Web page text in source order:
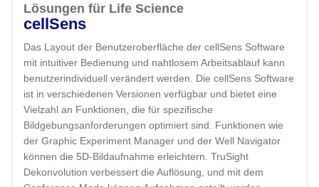
Lösungen für Life Science
cellSens
Das Layout der Benutzeroberfläche der cellSens Software
mit intuitiver Bedienung und nahtlosem Arbeitsablauf kann
benutzerindividuell verändert werden. Die cellSens Software
ist in verschiedenen Versionen verfügbar und bietet eine
Vielzahl an Funktionen, die für spezifische
Bildgebungsanforderungen optimiert sind. Funktionen wie
der Graphic Experiment Manager und der Well Navigator
können die 5D-Bildaufnahme erleichtern. TruSight
Dekonvolution verbessert die Auflösung, und mit dem